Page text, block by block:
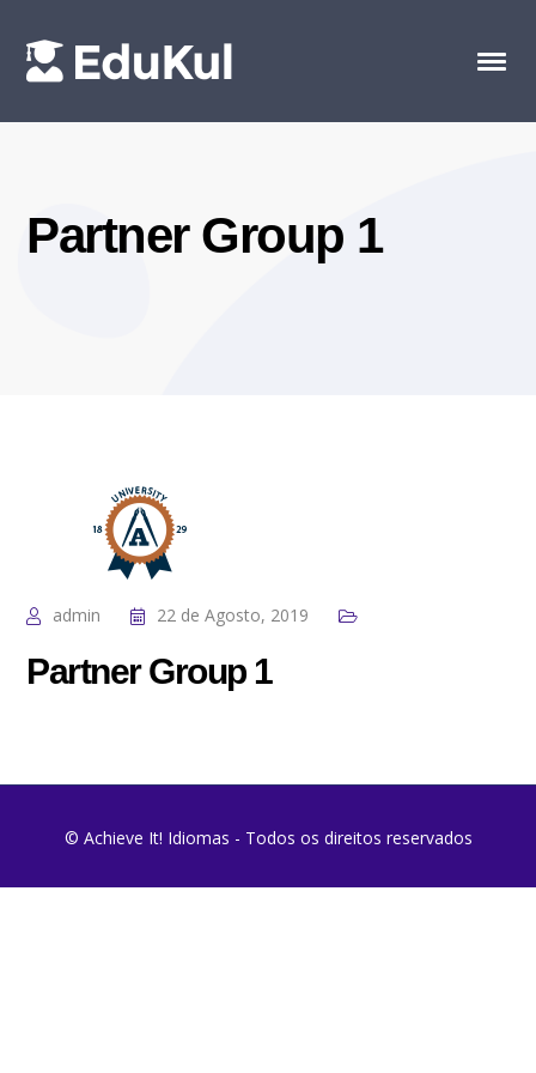
Partner Group 1
admin 22 de Agosto, 2019
Partner Group 1
© Achieve It! Idiomas - Todos os direitos reservados